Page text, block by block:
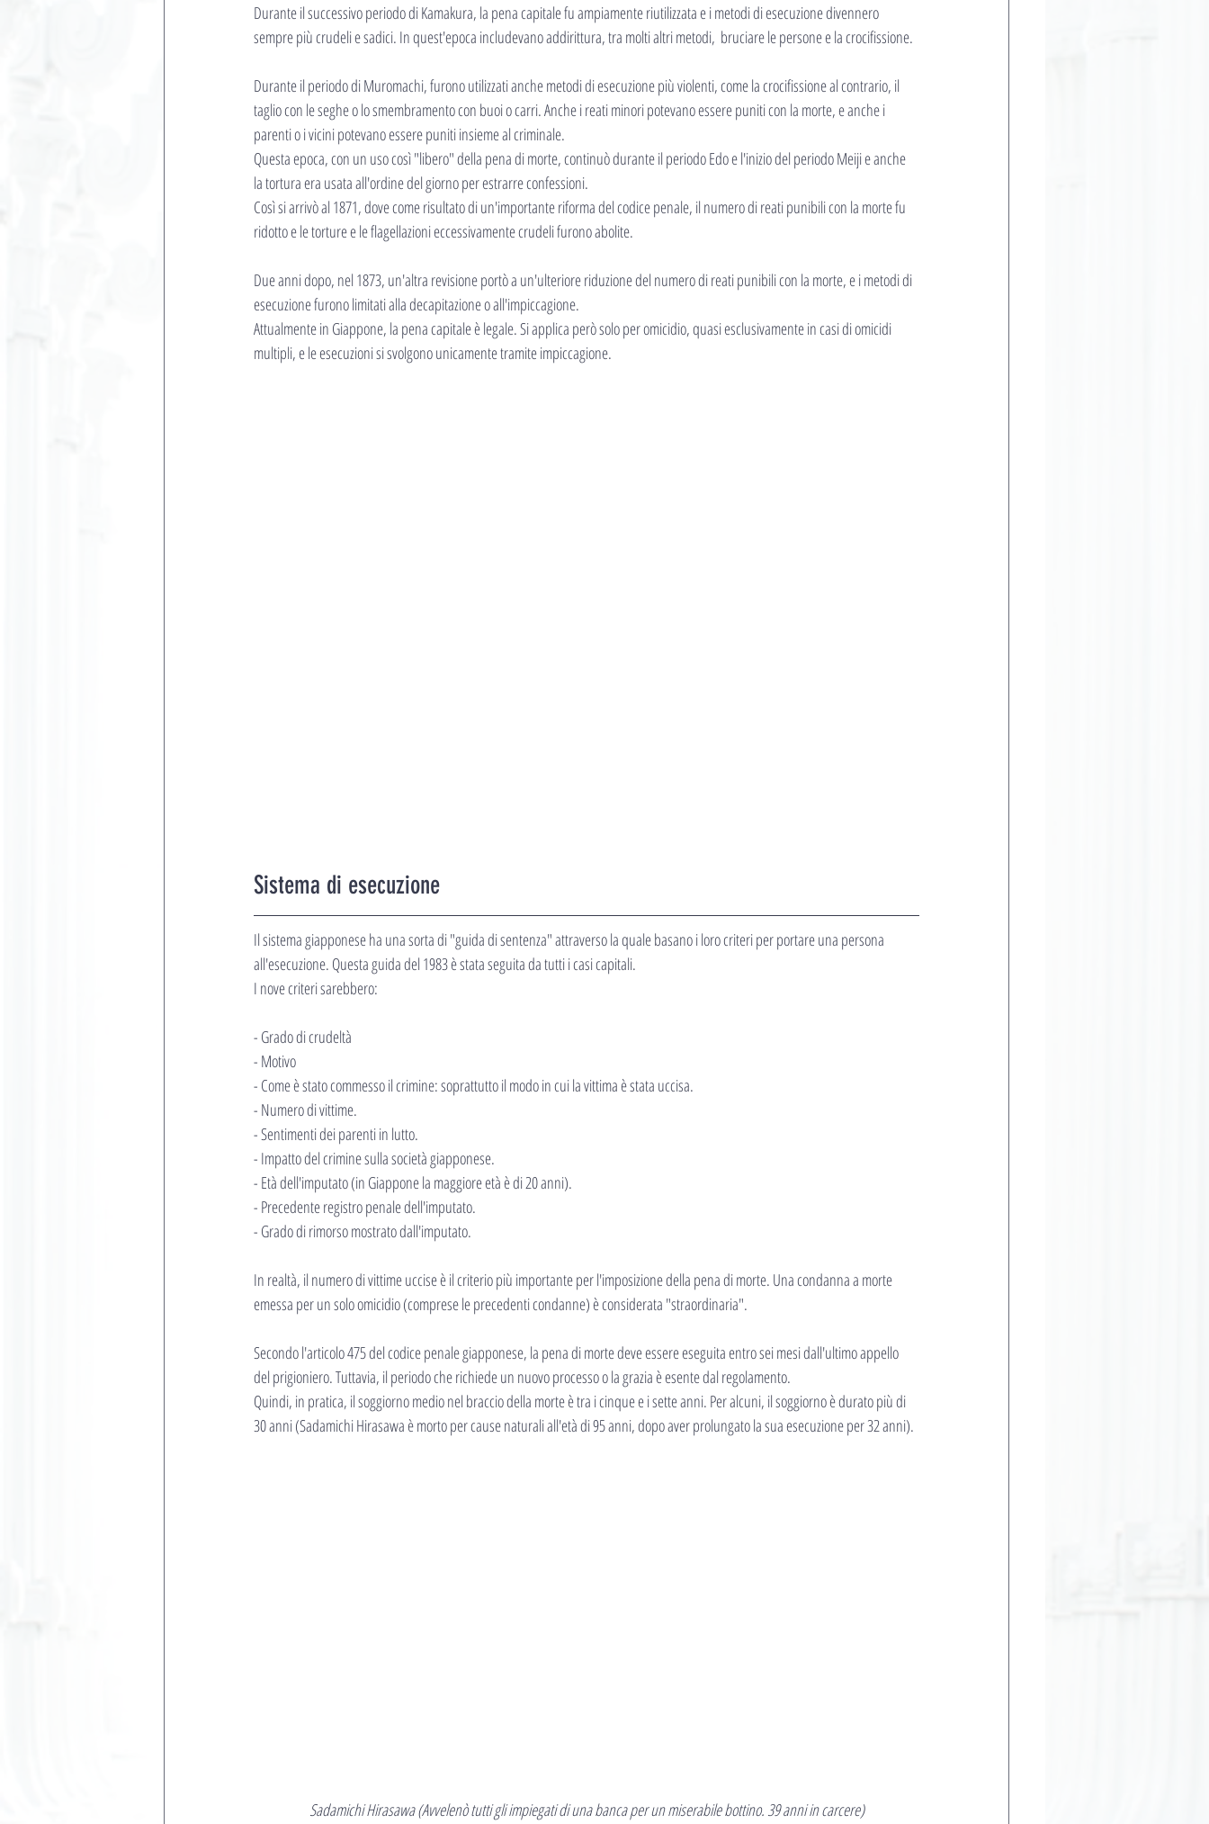
Durante il successivo periodo di Kamakura, la pena capitale fu ampiamente riutilizzata e i metodi di esecuzione divennero
sempre più crudeli e sadici. In quest'epoca includevano addirittura, tra molti altri metodi,  bruciare le persone e la crocifissione.
Durante il periodo di Muromachi, furono utilizzati anche metodi di esecuzione più violenti, come la crocifissione al contrario, il
taglio con le seghe o lo smembramento con buoi o carri. Anche i reati minori potevano essere puniti con la morte, e anche i
parenti o i vicini potevano essere puniti insieme al criminale.
Questa epoca, con un uso così "libero" della pena di morte, continuò durante il periodo Edo e l'inizio del periodo Meiji e anche
la tortura era usata all'ordine del giorno per estrarre confessioni.
Così si arrivò al 1871, dove come risultato di un'importante riforma del codice penale, il numero di reati punibili con la morte fu
ridotto e le torture e le flagellazioni eccessivamente crudeli furono abolite.
Due anni dopo, nel 1873, un'altra revisione portò a un'ulteriore riduzione del numero di reati punibili con la morte, e i metodi di
esecuzione furono limitati alla decapitazione o all'impiccagione.
Attualmente in Giappone, la pena capitale è legale. Si applica però solo per omicidio, quasi esclusivamente in casi di omicidi
multipli, e le esecuzioni si svolgono unicamente tramite impiccagione.
Sistema di esecuzione
Il sistema giapponese ha una sorta di "guida di sentenza" attraverso la quale basano i loro criteri per portare una persona
all'esecuzione. Questa guida del 1983 è stata seguita da tutti i casi capitali.
I nove criteri sarebbero:
- Grado di crudeltà
- Motivo
- Come è stato commesso il crimine: soprattutto il modo in cui la vittima è stata uccisa.
- Numero di vittime.
- Sentimenti dei parenti in lutto.
- Impatto del crimine sulla società giapponese.
- Età dell'imputato (in Giappone la maggiore età è di 20 anni).
- Precedente registro penale dell'imputato.
- Grado di rimorso mostrato dall'imputato.
In realtà, il numero di vittime uccise è il criterio più importante per l'imposizione della pena di morte. Una condanna a morte
emessa per un solo omicidio (comprese le precedenti condanne) è considerata "straordinaria".
Secondo l'articolo 475 del codice penale giapponese, la pena di morte deve essere eseguita entro sei mesi dall'ultimo appello
del prigioniero. Tuttavia, il periodo che richiede un nuovo processo o la grazia è esente dal regolamento.
Quindi, in pratica, il soggiorno medio nel braccio della morte è tra i cinque e i sette anni. Per alcuni, il soggiorno è durato più di
30 anni (Sadamichi Hirasawa è morto per cause naturali all'età di 95 anni, dopo aver prolungato la sua esecuzione per 32 anni).
Sadamichi Hirasawa (Avvelenò tutti gli impiegati di una banca per un miserabile bottino. 39 anni in carcere)